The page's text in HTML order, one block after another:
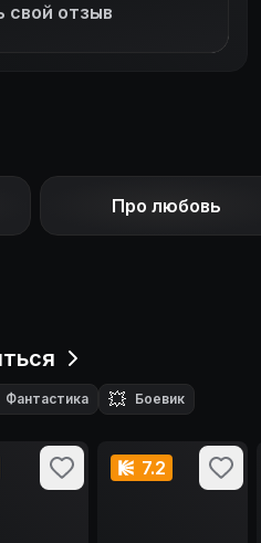
свой отзыв
Про любовь
Фантастика 💥 Боевик
7.2